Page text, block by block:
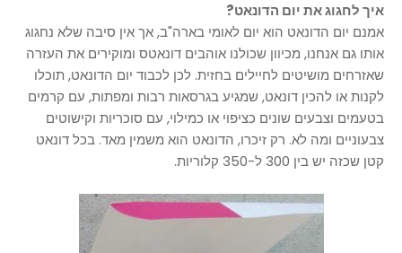
איך לחגוג את יום הדונאט?
אמנם יום הדונאט הוא יום לאומי בארה"ב, אך אין סיבה שלא נחגוג
אותו גם אנחנו, מכיוון שכולנו אוהבים דונאטס ומוקירים את העזרה
שאזרחים מושיטים לחיילים בחזית. לכן לכבוד יום הדונאט, תוכלו
לקנות או להכין דונאט, שמגיע בגרסאות רבות ומפתות, עם קרמים
בטעמים וצבעים שונים כציפוי או כמילוי, עם סוכריות וקישוטים
צבעוניים ומה לא. רק זיכרו, הדונאט הוא משמין מאד. בכל דונאט
קטן שכזה יש בין 300 ל-350 קלוריות.